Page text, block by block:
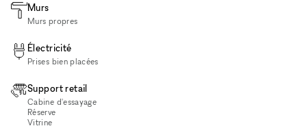
Murs
Murs propres
Électricité
Prises bien placées
Support retail
Cabine d'essayage
Réserve
Vitrine